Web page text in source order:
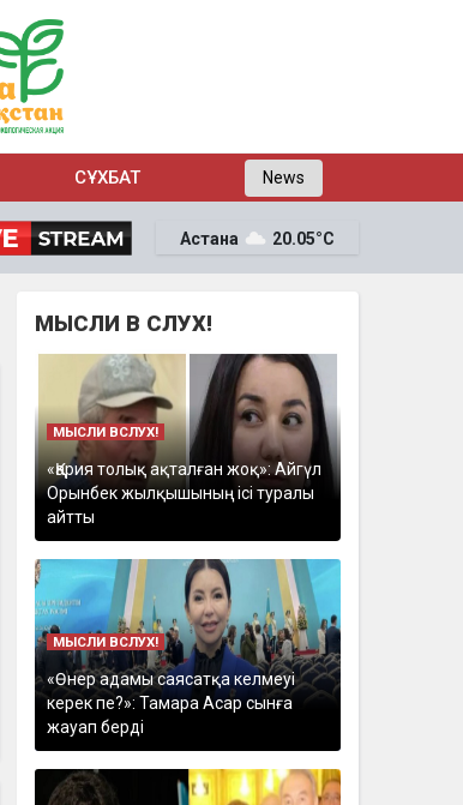
СҰХБАТ News
Астана 20.05°C
МЫСЛИ В СЛУХ!
МЫСЛИ ВСЛУХ!
«Қария толық ақталған жоқ»: Айгүл
Орынбек жылқышының ісі туралы
айтты
МЫСЛИ ВСЛУХ!
«Өнер адамы саясатқа келмеуі
керек пе?»: Тамара Асар сынға
жауап берді